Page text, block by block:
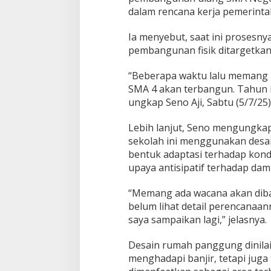
dalam rencana kerja
Ia menyebut, saat ini
pembangunan fisik
“Beberapa waktu lalu
SMA 4 akan terbangun.
ungkap Seno Aji, Sabtu (5/7/
Lebih lanjut, Seno
sekolah ini menggunakan
bentuk adaptasi terhadap
upaya antisipatif terhadap
“Memang ada wacana akan
belum lihat detail
saya sampaikan lagi,” jelasnya.
Desain rumah panggung
menghadapi banjir, tetapi